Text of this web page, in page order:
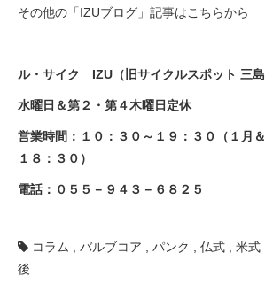
その他の「IZUブログ」記事はこちらから
ル・サイク IZU（旧サイクルスポット 三島
水曜日＆第２・第４木曜日定休
営業時間：１０：３０～１９：３０（１月
１８：３０）
電話： ０５５－９４３－６８２５
コラム バルブコア パンク 仏式 米式
後